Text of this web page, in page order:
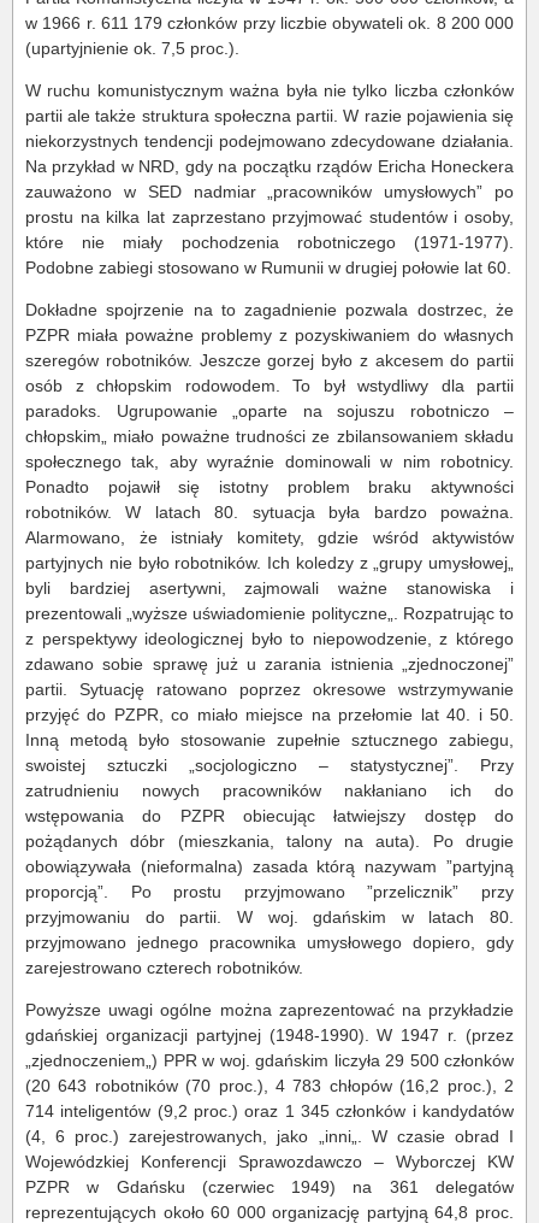
w 1966 r. 611 179 członków przy liczbie obywateli ok. 8 200 000
(upartyjnienie ok. 7,5 proc.).
W ruchu komunistycznym ważna była nie tylko liczba członków
partii ale także struktura społeczna partii. W razie pojawienia się
niekorzystnych tendencji podejmowano zdecydowane działania.
Na przykład w NRD, gdy na początku rządów Ericha Honeckera
zauważono w SED nadmiar „pracowników umysłowych” po
prostu na kilka lat zaprzestano przyjmować studentów i osoby,
które nie miały pochodzenia robotniczego (1971-1977).
Podobne zabiegi stosowano w Rumunii w drugiej połowie lat 60.
Dokładne spojrzenie na to zagadnienie pozwala dostrzec, że
PZPR miała poważne problemy z pozyskiwaniem do własnych
szeregów robotników. Jeszcze gorzej było z akcesem do partii
osób z chłopskim rodowodem. To był wstydliwy dla partii
paradoks. Ugrupowanie „oparte na sojuszu robotniczo –
chłopskim„ miało poważne trudności ze zbilansowaniem składu
społecznego tak, aby wyraźnie dominowali w nim robotnicy.
Ponadto pojawił się istotny problem braku aktywności
robotników. W latach 80. sytuacja była bardzo poważna.
Alarmowano, że istniały komitety, gdzie wśród aktywistów
partyjnych nie było robotników. Ich koledzy z „grupy umysłowej„
byli bardziej asertywni, zajmowali ważne stanowiska i
prezentowali „wyższe uświadomienie polityczne„. Rozpatrując to
z perspektywy ideologicznej było to niepowodzenie, z którego
zdawano sobie sprawę już u zarania istnienia „zjednoczonej”
partii. Sytuację ratowano poprzez okresowe wstrzymywanie
przyjęć do PZPR, co miało miejsce na przełomie lat 40. i 50.
Inną metodą było stosowanie zupełnie sztucznego zabiegu,
swoistej sztuczki „socjologiczno – statystycznej”. Przy
zatrudnieniu nowych pracowników nakłaniano ich do
wstępowania do PZPR obiecując łatwiejszy dostęp do
pożądanych dóbr (mieszkania, talony na auta). Po drugie
obowiązywała (nieformalna) zasada którą nazywam ”partyjną
proporcją”. Po prostu przyjmowano ”przelicznik” przy
przyjmowaniu do partii. W woj. gdańskim w latach 80.
przyjmowano jednego pracownika umysłowego dopiero, gdy
zarejestrowano czterech robotników.
Powyższe uwagi ogólne można zaprezentować na przykładzie
gdańskiej organizacji partyjnej (1948-1990). W 1947 r. (przez
„zjednoczeniem„) PPR w woj. gdańskim liczyła 29 500 członków
(20 643 robotników (70 proc.), 4 783 chłopów (16,2 proc.), 2
714 inteligentów (9,2 proc.) oraz 1 345 członków i kandydatów
(4, 6 proc.) zarejestrowanych, jako „inni„. W czasie obrad I
Wojewódzkiej Konferencji Sprawozdawczo – Wyborczej KW
PZPR w Gdańsku (czerwiec 1949) na 361 delegatów
reprezentujących około 60 000 organizację partyjną 64,8 proc.